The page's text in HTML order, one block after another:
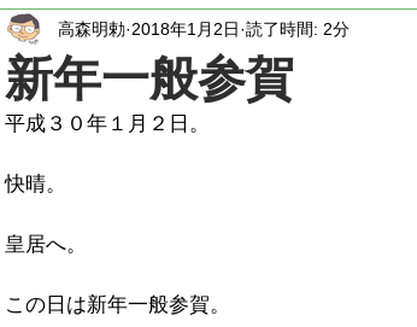
新年一般参賀
高森明勅 2018年1月2日 読了時間: 2分
平成３０年１月２日。
快晴。
皇居へ。
この日は新年一般参賀。